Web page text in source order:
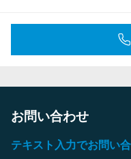
お問い合わせ
テキスト入力でお問い